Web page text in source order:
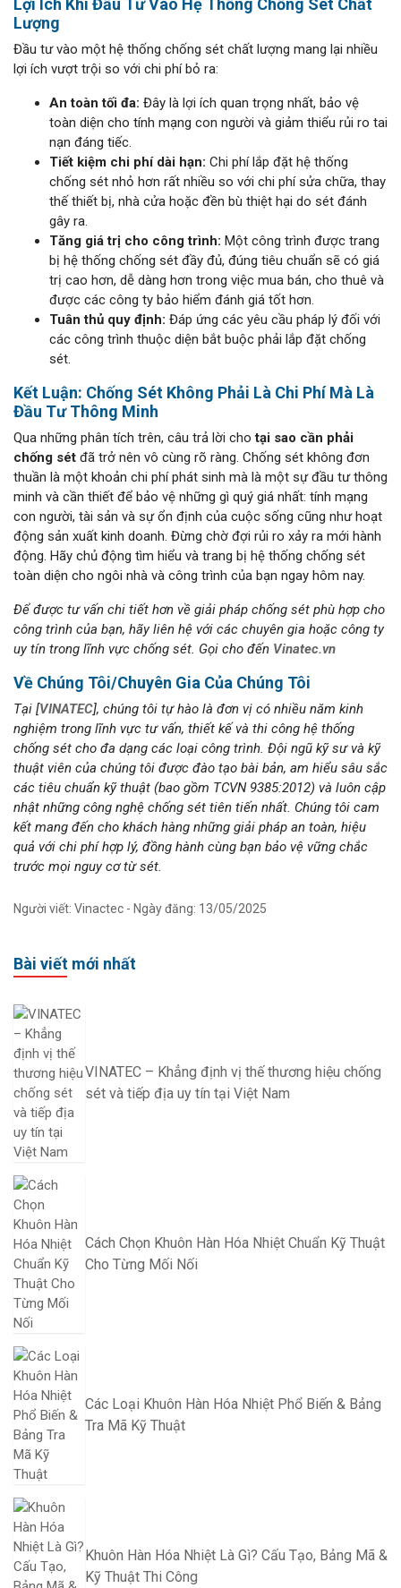
Lợi Ích Khi Đầu Tư Vào Hệ Thống Chống Sét Chất
Lượng
Đầu tư vào một hệ thống chống sét chất lượng mang lại nhiều
lợi ích vượt trội so với chi phí bỏ ra:
An toàn tối đa: Đây là lợi ích quan trọng nhất, bảo vệ
toàn diện cho tính mạng con người và giảm thiểu rủi ro tai
nạn đáng tiếc.
Tiết kiệm chi phí dài hạn: Chi phí lắp đặt hệ thống
chống sét nhỏ hơn rất nhiều so với chi phí sửa chữa, thay
thế thiết bị, nhà cửa hoặc đền bù thiệt hại do sét đánh
gây ra.
Tăng giá trị cho công trình: Một công trình được trang
bị hệ thống chống sét đầy đủ, đúng tiêu chuẩn sẽ có giá
trị cao hơn, dễ dàng hơn trong việc mua bán, cho thuê và
được các công ty bảo hiểm đánh giá tốt hơn.
Tuân thủ quy định: Đáp ứng các yêu cầu pháp lý đối với
các công trình thuộc diện bắt buộc phải lắp đặt chống
sét.
Kết Luận: Chống Sét Không Phải Là Chi Phí Mà Là
Đầu Tư Thông Minh
Qua những phân tích trên, câu trả lời chotại sao cần phải
chống sét đã trở nên vô cùng rõ ràng. Chống sét không đơn
thuần là một khoản chi phí phát sinh mà là một sự đầu tư thông
minh và cần thiết để bảo vệ những gì quý giá nhất: tính mạng
con người, tài sản và sự ổn định của cuộc sống cũng như hoạt
động sản xuất kinh doanh. Đừng chờ đợi rủi ro xảy ra mới hành
động. Hãy chủ động tìm hiểu và trang bị hệ thống chống sét
toàn diện cho ngôi nhà và công trình của bạn ngay hôm nay.
Để được tư vấn chi tiết hơn về giải pháp chống sét phù hợp cho
công trình của bạn, hãy liên hệ với các chuyên gia hoặc công ty
uy tín trong lĩnh vực chống sét. Gọi cho đến Vinatec.vn
Về Chúng Tôi/Chuyên Gia Của Chúng Tôi
Tại [VINATEC], chúng tôi tự hào là đơn vị có nhiều năm kinh
nghiệm trong lĩnh vực tư vấn, thiết kế và thi công hệ thống
chống sét cho đa dạng các loại công trình. Đội ngũ kỹ sư và kỹ
thuật viên của chúng tôi được đào tạo bài bản, am hiểu sâu sắc
các tiêu chuẩn kỹ thuật (bao gồm TCVN 9385:2012) và luôn cập
nhật những công nghệ chống sét tiên tiến nhất. Chúng tôi cam
kết mang đến cho khách hàng những giải pháp an toàn, hiệu
quả với chi phí hợp lý, đồng hành cùng bạn bảo vệ vững chắc
trước mọi nguy cơ từ sét.
Người viết: Vinactec - Ngày đăng: 13/05/2025
Bài viết mới nhất
VINATEC – Khẳng định vị thế thương hiệu chống
sét và tiếp địa uy tín tại Việt Nam
Cách Chọn Khuôn Hàn Hóa Nhiệt Chuẩn Kỹ Thuật
Cho Từng Mối Nối
Các Loại Khuôn Hàn Hóa Nhiệt Phổ Biến & Bảng
Tra Mã Kỹ Thuật
Khuôn Hàn Hóa Nhiệt Là Gì? Cấu Tạo, Bảng Mã &
Kỹ Thuật Thi Công